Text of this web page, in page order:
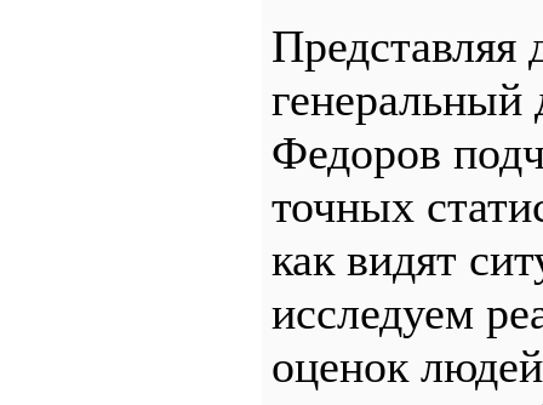
Федоров
точных
как видят
исследуем
оценок